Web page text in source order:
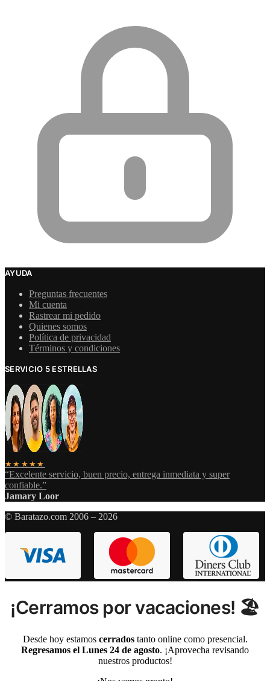
AYUDA
Preguntas frecuentes
Mi cuenta
Rastrear mi pedido
Quienes somos
Política de privacidad
Términos y condiciones
SERVICIO 5 ESTRELLAS
★★★★★
“Excelente servicio, buen precio, entrega inmediata y super
confiable.”
Jamary Loor
© Baratazo.com 2006 – 2026
¡Cerramos por vacaciones! 🏖️
Desde hoy estamos cerradostanto online como presencial.
Regresamos el Lunes 24 de agosto. ¡Aprovecha revisando
nuestros productos!